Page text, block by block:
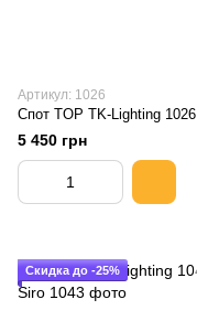
Артикул: 1026
Спот TOP TK-Lighting 1026
5 450 грн
Скидка до -25%